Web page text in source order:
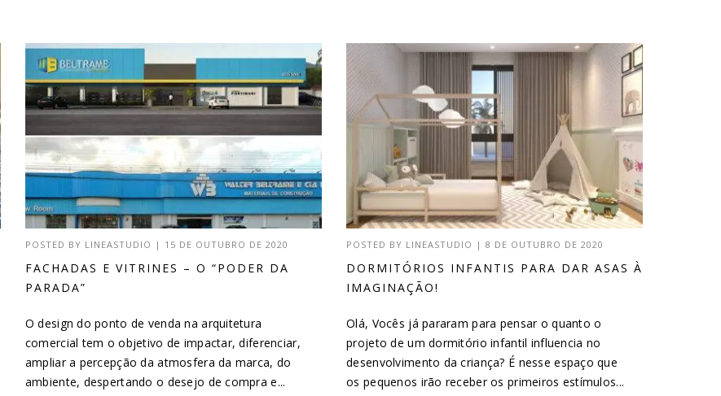
POSTED BY LINEASTUDIO | 15 DE OUTUBRO DE 2020
FACHADAS E VITRINES – O “PODER DA
PARADA”
O design do ponto de venda na arquitetura
comercial tem o objetivo de impactar, diferenciar,
ampliar a percepção da atmosfera da marca, do
ambiente, despertando o desejo de compra e...
POSTED BY LINEASTUDIO |8 DE OUTUBRO DE 2020
DORMITÓRIOS INFANTIS PARA DAR ASAS À
IMAGINAÇÃO!
Olá, Vocês já pararam para pensar o quanto o
projeto de um dormitório infantil influencia no
desenvolvimento da criança? É nesse espaço que
os pequenos irão receber os primeiros estímulos...